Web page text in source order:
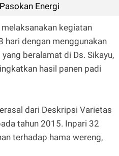
Energi
kegiatan
hari dengan menggunakan
beralamat di Ds. Sikayu,
hasil panen padi
dari Deskripsi Varietas
tahun 2015. Inpari 32
terhadap hama wereng,